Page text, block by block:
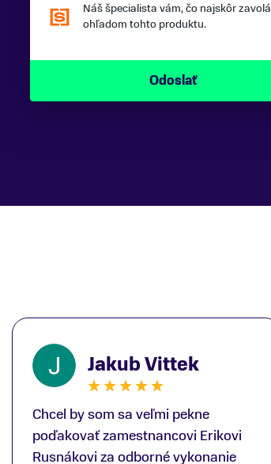
Náš špecialista vám, čo najskôr zavolá
ohľadom tohto produktu.
Jakub Vittek
Chcel by som sa veľmi pekne
poďakovať zamestnancovi Erikovi
Rusnákovi za odborné vykonanie